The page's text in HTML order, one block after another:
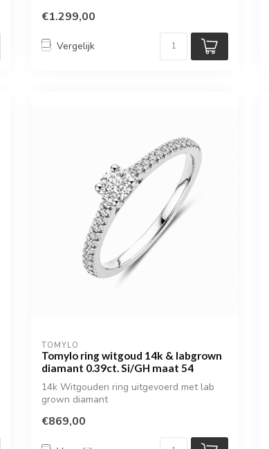
€1.299,00
Vergelijk
TOMYLO
Tomylo ring witgoud 14k & labgrown
diamant 0.39ct. Si/GH maat 54
14k Witgouden ring uitgevoerd met lab
grown diamant
€869,00